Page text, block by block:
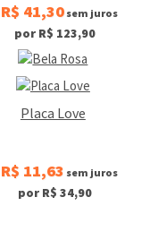
R$ 41,30sem juros
por R$ 123,90
Placa Love
R$ 11,63 sem juros
por R$ 34,90